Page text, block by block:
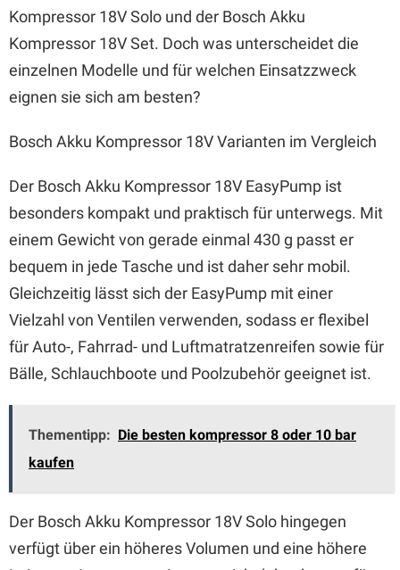
Kompressor 18V Solo und der Bosch Akku
Kompressor 18V Set. Doch was unterscheidet die
einzelnen Modelle und für welchen Einsatzzweck
eignen sie sich am besten?
Bosch Akku Kompressor 18V Varianten im Vergleich
Der Bosch Akku Kompressor 18V EasyPump ist
besonders kompakt und praktisch für unterwegs. Mit
einem Gewicht von gerade einmal 430 g passt er
bequem in jede Tasche und ist daher sehr mobil.
Gleichzeitig lässt sich der EasyPump mit einer
Vielzahl von Ventilen verwenden, sodass er flexibel
für Auto-, Fahrrad- und Luftmatratzenreifen sowie für
Bälle, Schlauchboote und Poolzubehör geeignet ist.
Thementipp: Die besten kompressor 8 oder 10 bar
kaufen
Der Bosch Akku Kompressor 18V Solo hingegen
verfügt über ein höheres Volumen und eine höhere